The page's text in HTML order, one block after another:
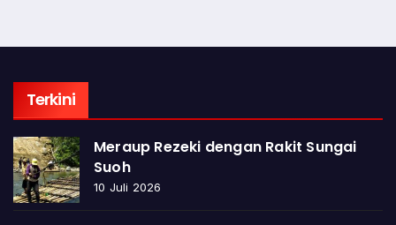
Terkini
Meraup Rezeki dengan Rakit Sungai
Suoh
10 Juli 2026